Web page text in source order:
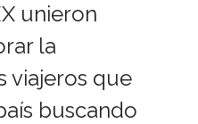
unieron
la
viajeros que
buscando